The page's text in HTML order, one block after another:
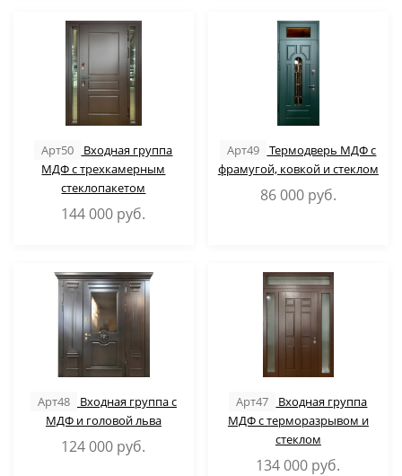
Арт50
Входная группа
МДФ с трехкамерным
стеклопакетом
144 000 руб.
Арт49
Термодверь МДФ с
фрамугой, ковкой и стеклом
86 000 руб.
Арт48
Входная группа с
МДФ и головой льва
124 000 руб.
Арт47
Входная группа
МДФ с терморазрывом и
стеклом
134 000 руб.